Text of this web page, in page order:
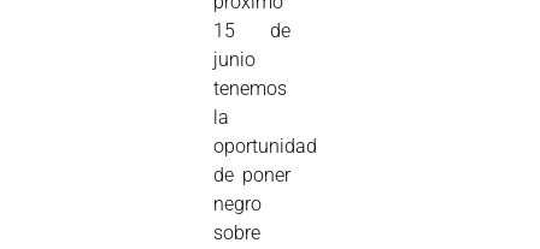
15 de
junio
tenemos
la
oportunidad
de poner
negro
sobre